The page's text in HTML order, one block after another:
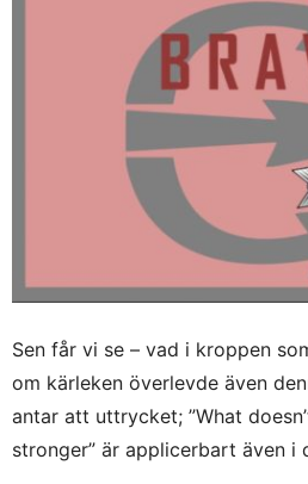
Sen får vi se – vad i kroppen
om kärleken överlevde även
antar att uttrycket; ”What
stronger” är applicerbart även i